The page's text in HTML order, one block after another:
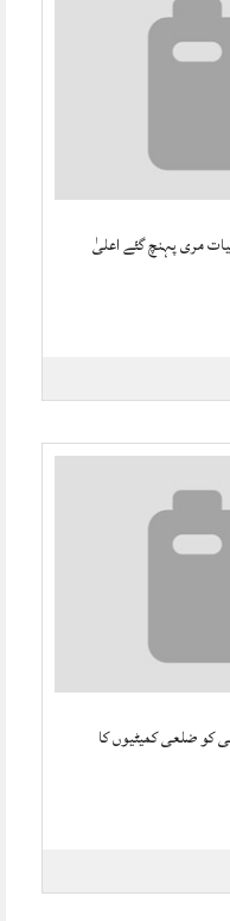
مری پہنچ گئے اعلیٰ
کو ضلعی کمیٹیوں کا